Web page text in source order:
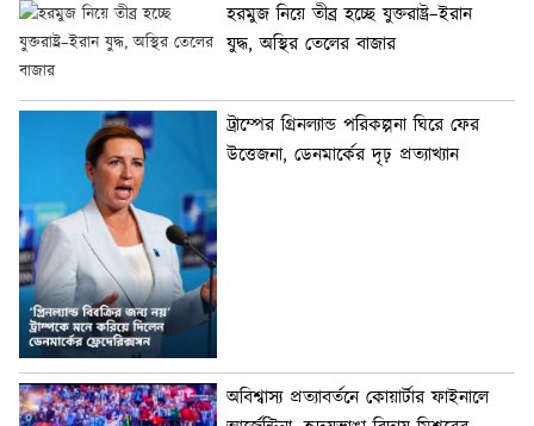
হরমুজ নিয়ে তীব্র হচ্ছে যুক্তরাষ্ট্র–ইরান
যুদ্ধ, অস্থির তেলের বাজার
ট্রাম্পের গ্রিনল্যান্ড পরিকল্পনা ঘিরে ফের
উত্তেজনা, ডেনমার্কের দৃঢ় প্রত্যাখ্যান
অবিশ্বাস্য প্রত্যাবর্তনে কোয়ার্টার ফাইনালে